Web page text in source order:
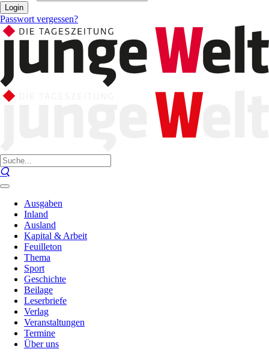
Login
Passwort vergessen?
Ausgaben
Inland
Ausland
Kapital & Arbeit
Feuilleton
Thema
Sport
Geschichte
Beilage
Leserbriefe
Verlag
Veranstaltungen
Termine
Über uns